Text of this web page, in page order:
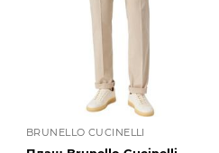
BRUNELLO CUCINELLI